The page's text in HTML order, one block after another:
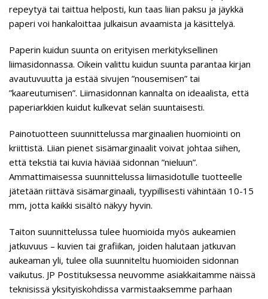
repeytyä tai taittua helposti, kun taas liian paksu ja jäykkä
paperi voi hankaloittaa julkaisun avaamista ja käsittelyä.
Paperin kuidun suunta on erityisen merkityksellinen
liimasidonnassa. Oikein valittu kuidun suunta parantaa kirjan
avautuvuutta ja estää sivujen ”nousemisen” tai
”kaareutumisen”. Liimasidonnan kannalta on ideaalista, että
paperiarkkien kuidut kulkevat selän suuntaisesti.
Painotuotteen suunnittelussa marginaalien huomiointi on
kriittistä. Liian pienet sisämarginaalit voivat johtaa siihen,
että tekstiä tai kuvia häviää sidonnan ”nieluun”.
Ammattimaisessa suunnittelussa liimasidotulle tuotteelle
jätetään riittävä sisämarginaali, tyypillisesti vähintään 10-15
mm, jotta kaikki sisältö näkyy hyvin.
Taiton suunnittelussa tulee huomioida myös aukeamien
jatkuvuus – kuvien tai grafiikan, joiden halutaan jatkuvan
aukeaman yli, tulee olla suunniteltu huomioiden sidonnan
vaikutus. JP Postituksessa neuvomme asiakkaitamme näissä
teknisissä yksityiskohdissa varmistaaksemme parhaan